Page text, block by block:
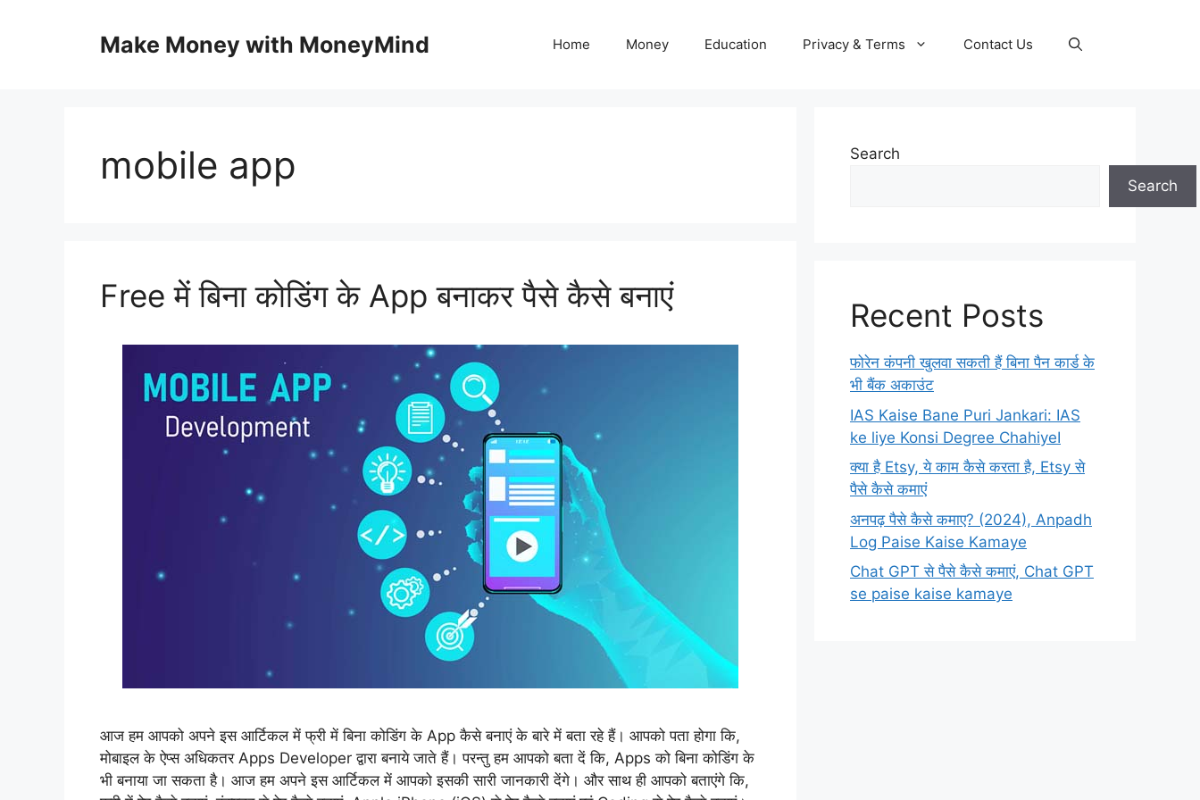
Make Money with MoneyMind Home Money Education Privacy & Terms Contact Us
mobile app
Free में बिना कोडिंग के App बनाकर पैसे कैसे बनाएं
आज हम आपको अपने इस आर्टिकल में फ्री में बिना कोडिंग के App कैसे बनाएं के बारे में बता रहे हैं। आपको पता होगा कि,
मोबाइल के ऐप्स अधिकतर Apps Developer द्वारा बनाये जाते हैं। परन्तु हम आपको बता दें कि, Apps को बिना कोडिंग के
भी बनाया जा सकता है। आज हम अपने इस आर्टिकल में आपको इसकी सारी जानकारी देंगे। और साथ ही आपको बताएंगे कि,
Search
Search
Recent Posts
फोरेन कंपनी खुलवा सकती हैं बिना पैन कार्ड के
भी बैंक अकाउंट
IAS Kaise Bane Puri Jankari: IAS
ke liye Konsi Degree ChahiyeI
क्या है Etsy, ये काम कैसे करता है, Etsy से
पैसे कैसे कमाएं
अनपढ़ पैसे कैसे कमाए? (2024), Anpadh
Log Paise Kaise Kamaye
Chat GPT से पैसे कैसे कमाएं, Chat GPT
se paise kaise kamaye